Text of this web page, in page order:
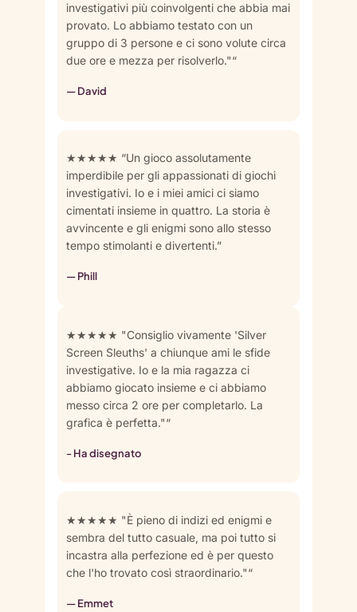
investigativi più coinvolgenti che abbia mai
provato. Lo abbiamo testato con un
gruppo di 3 persone e ci sono volute circa
due ore e mezza per risolverlo."“
— David
★★★★★ “Un gioco assolutamente
imperdibile per gli appassionati di giochi
investigativi. Io e i miei amici ci siamo
cimentati insieme in quattro. La storia è
avvincente e gli enigmi sono allo stesso
tempo stimolanti e divertenti.”
— Phill
★★★★★ "Consiglio vivamente 'Silver
Screen Sleuths' a chiunque ami le sfide
investigative. Io e la mia ragazza ci
abbiamo giocato insieme e ci abbiamo
messo circa 2 ore per completarlo. La
grafica è perfetta."“
- Ha disegnato
★★★★★ "È pieno di indizi ed enigmi e
sembra del tutto casuale, ma poi tutto si
incastra alla perfezione ed è per questo
che l'ho trovato così straordinario."“
— Emmet